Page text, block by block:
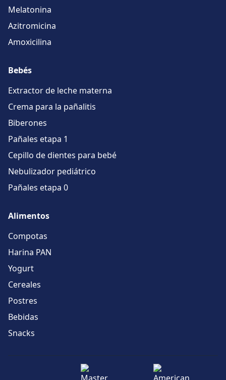
Melatonina
Azitromicina
Amoxicilina
Bebés
Extractor de leche materna
Crema para la pañalitis
Biberones
Pañales etapa 1
Cepillo de dientes para bebé
Nebulizador pediátrico
Pañales etapa 0
Alimentos
Compotas
Harina PAN
Yogurt
Cereales
Postres
Bebidas
Snacks